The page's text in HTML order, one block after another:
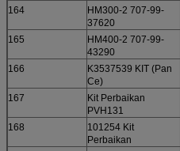
164
HM300-2 707-99-
37620
165
HM400-2 707-99-
43290
166
K3537539 KIT (Pan
Ce)
167
Kit Perbaikan
PVH131
168
101254 Kit
Perbaikan